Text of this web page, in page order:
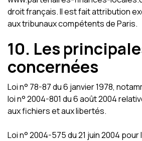
droit français. Il est fait attribution
aux tribunaux compétents de Paris.
10. Les
concernées
Loi n° 78-87 du 6 janvier 1978,
loi n° 2004-801 du 6 août 2004
aux fichiers et aux libertés.
Loi n° 2004-575 du 21 juin 2004